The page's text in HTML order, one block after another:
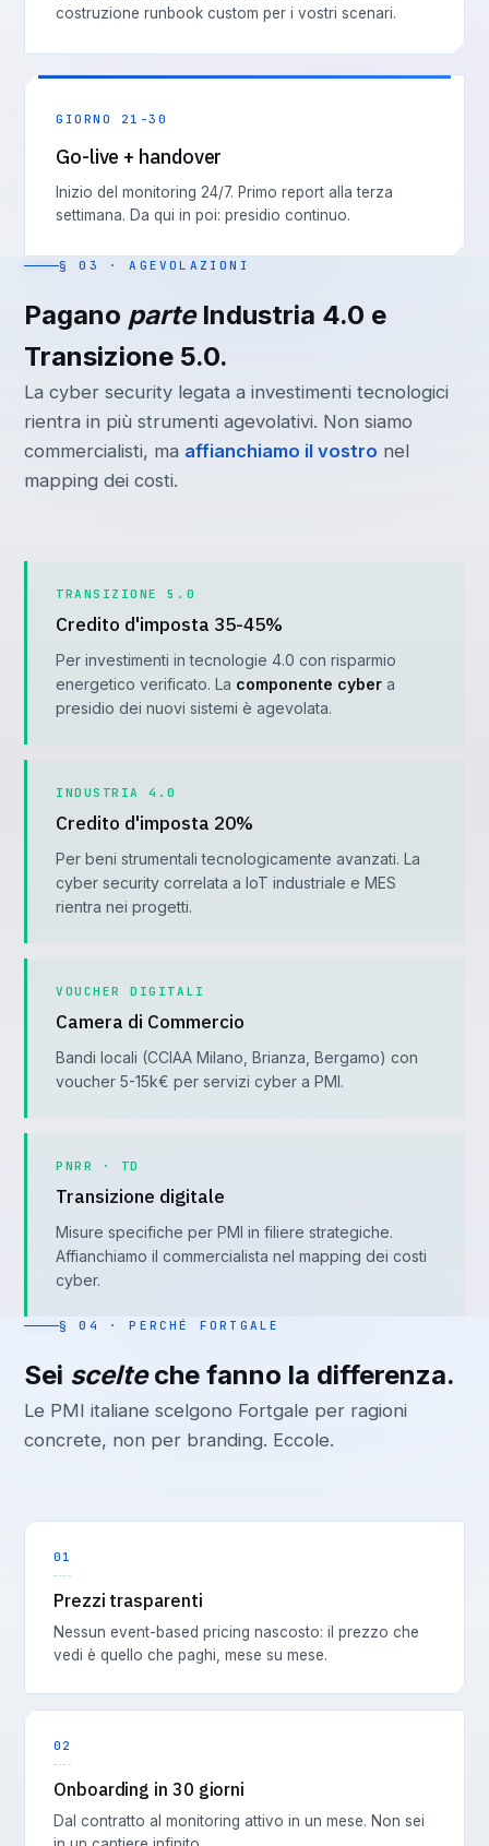
costruzione runbook custom per i vostri scenari.
GIORNO 21-30
Go-live + handover
Inizio del monitoring 24/7. Primo report alla terza
settimana. Da qui in poi: presidio continuo.
§ 03 · AGEVOLAZIONI
Pagano parteIndustria 4.0 e
Transizione 5.0.
La cyber security legata a investimenti tecnologici
rientra in più strumenti agevolativi. Non siamo
commercialisti, ma affianchiamo il vostro nel
mapping dei costi.
TRANSIZIONE 5.0
Credito d'imposta 35-45%
Per investimenti in tecnologie 4.0 con risparmio
energetico verificato. La componente cyber a
presidio dei nuovi sistemi è agevolata.
INDUSTRIA 4.0
Credito d'imposta 20%
Per beni strumentali tecnologicamente avanzati. La
cyber security correlata a IoT industriale e MES
rientra nei progetti.
VOUCHER DIGITALI
Camera di Commercio
Bandi locali (CCIAA Milano, Brianza, Bergamo) con
voucher 5-15k€ per servizi cyber a PMI.
PNRR · TD
Transizione digitale
Misure specifiche per PMI in filiere strategiche.
Affianchiamo il commercialista nel mapping dei costi
cyber.
§ 04 · PERCHÉ FORTGALE
Sei scelteche fanno la differenza.
Le PMI italiane scelgono Fortgale per ragioni
concrete, non per branding. Eccole.
01
Prezzi trasparenti
Nessun event-based pricing nascosto: il prezzo che
vedi è quello che paghi, mese su mese.
02
Onboarding in 30 giorni
Dal contratto al monitoring attivo in un mese. Non sei